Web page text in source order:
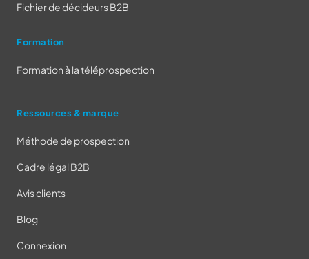
Fichier de décideurs B2B
Formation
Formation à la téléprospection
Ressources & marque
Méthode de prospection
Cadre légal B2B
Avis clients
Blog
Connexion